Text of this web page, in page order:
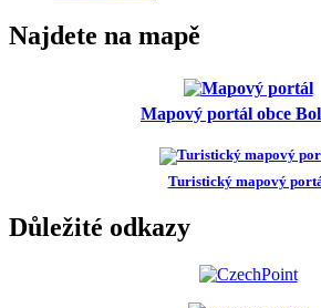
Najdete na mapě
Mapový portál obce
Turistický mapový
Důležité odkazy